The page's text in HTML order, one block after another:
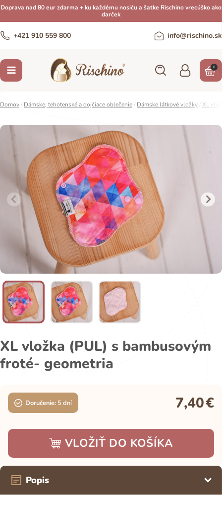
Doprava nad 80 eur zdarma + ku každému nosiču a šatke Rischino vrecúško ako
darček
+421 910 559 800 info@rischino.sk
0
Domov/ Dámske, tehotenské a dojčiace oblečenie/ Dámske látkové vložky XL
XL vložka (PUL) s bambusovým
froté- geometria
Doručenie: 5 dní 7,40€
VLOŽIŤ DO KOŠÍKA
Popis